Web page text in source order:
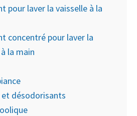
pour laver la vaisselle à la
concentré pour laver la
la main
désodorisants